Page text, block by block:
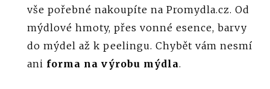
vše pořebné nakoupíte na Promydla.cz. Od
mýdlové hmoty, přes vonné esence, barvy
do mýdel až k peelingu. Chybět vám nesmí
ani forma na výrobu mýdla.